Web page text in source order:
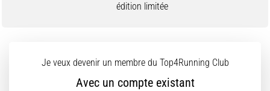
édition limitée
Je veux devenir un membre du Top4Running Club
Avec un compte existant